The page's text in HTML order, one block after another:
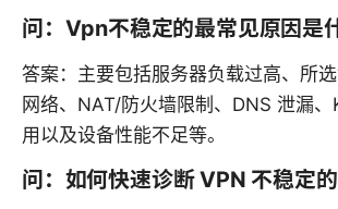
问：Vpn不稳定的最常见原因是
答案：主要包括服务器负载过高、所
网络、NAT/防火墙限制、DNS 泄漏
用以及设备性能不足等。
问：如何快速诊断 VPN 不稳定的